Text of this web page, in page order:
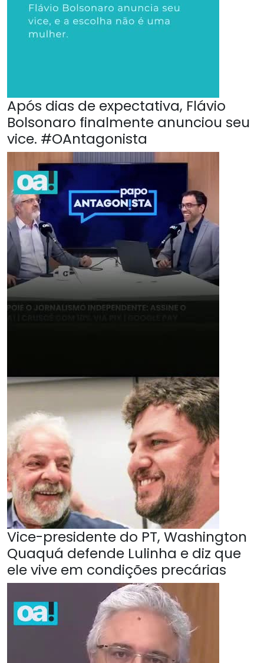
Após dias de expectativa, Flávio
Bolsonaro finalmente anunciou seu
vice. #OAntagonista
Vice-presidente do PT, Washington
Quaquá defende Lulinha e diz que
ele vive em condições precárias